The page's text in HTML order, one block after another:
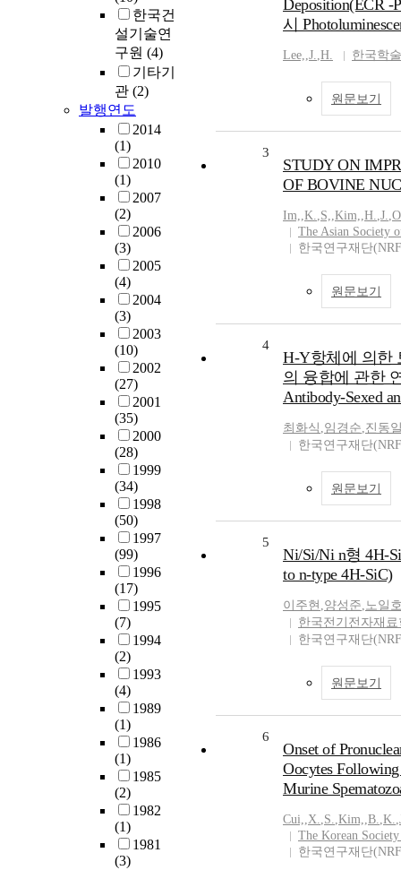
한국건
설기술연
구원 (4)
기타기
관 (2)
발행연도
2014
(1)
2010
(1)
2007
(2)
2006
(3)
2005
(4)
2004
(3)
2003
(10)
2002
(27)
2001
(35)
2000
(28)
1999
(34)
1998
(50)
1997
(99)
1996
(17)
1995
(7)
1994
(2)
1993
(4)
1989
(1)
1986
(1)
1985
(2)
1982
(1)
1981
(3)
Deposition(ECR
시
Lee,,J.,H. 한국학
원문보기
3
STUDY ON
OF BOVINE
Im,,K.,S,,Kim,,H.,J.,
The Asian Society
한국연구재단
원문보기
4
H-Y항체에 의한
의 융합에 관한
Antibody-Sexed
최화식 ,임경순,진동
한국연구재단
원문보기
5
Ni/Si/Ni n형 4H-
to n-type 4H-SiC)
이주현 ,양성준,노일
한국전기전자재
한국연구재단
원문보기
6
Onset of
Oocytes
Murine
Cui,,X.,S.,Kim,,B.,K.,
The Korean
한국연구재단